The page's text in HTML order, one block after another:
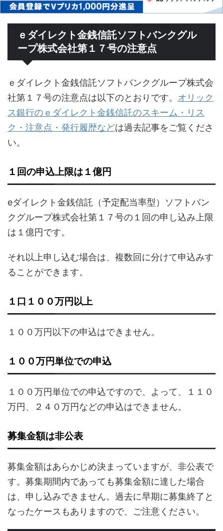
ｅダイレクト金銭信託ソフトバンクグル
ープ株式会社第１７号の注意点
ｅダイレクト金銭信託ソフトバンクグループ株式会
社第１７号の注意点は以下のとおりです。 オリック
ス銀行のｅダイレクト金銭信託のスキーム・リス
ク・注意点・発行履歴などは過去記事をご覧くださ
い。
１回の申込上限は１億円
eダイレクト金銭信託（予定配当率型）ソフトバン
クグループ株式会社第１７号の１回の申し込み上限
は１億円です。
それ以上申し込む場合は、複数回に分けて申込みす
ることができます。
１口１００万円以上
１００万円以下の申込はできません。
１００万円単位での申込
１００万円単位での申込ですので、よって、１１０
万円、２４０万円などの申込はできません。
募集金額は非公表
募集金額はあらかじめ決まっていますが、非公表で
す。募集期間内であっても募集金額に達した場合
は、申し込みできません。過去に早期に募集終了と
なったケースもありますので、ご注意ください。